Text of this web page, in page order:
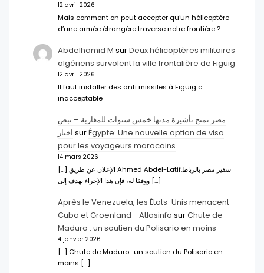
12 avril 2026
Mais comment on peut accepter qu’un hélicoptère
d’une armée étrangère traverse notre frontière ?
Abdelhamid M surDeux hélicoptères militaires
algériens survolent la ville frontalière de Figuig
12 avril 2026
Il faut installer des anti missiles à Figuig c
inacceptable
مصر تمنح تأشيرة مدتها خمس سنوات للمغاربة – نبض
اخبار surÉgypte: Une nouvelle option de visa
pour les voyageurs marocains
14 mars 2026
[…] الإعلان عن طريق Ahmed Abdel-Latifسفير مصر بالرباط.
ووفقا له، فإن هذا الإجراء يهدف إلى […]
Après le Venezuela, les États-Unis menacent
Cuba et Groenland - Atlasinfo surChute de
Maduro : un soutien du Polisario en moins
4 janvier 2026
[…] Chute de Maduro : un soutien du Polisario en
moins […]